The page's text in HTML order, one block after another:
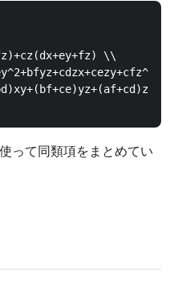
\\
\\
って同類項をまとめてい